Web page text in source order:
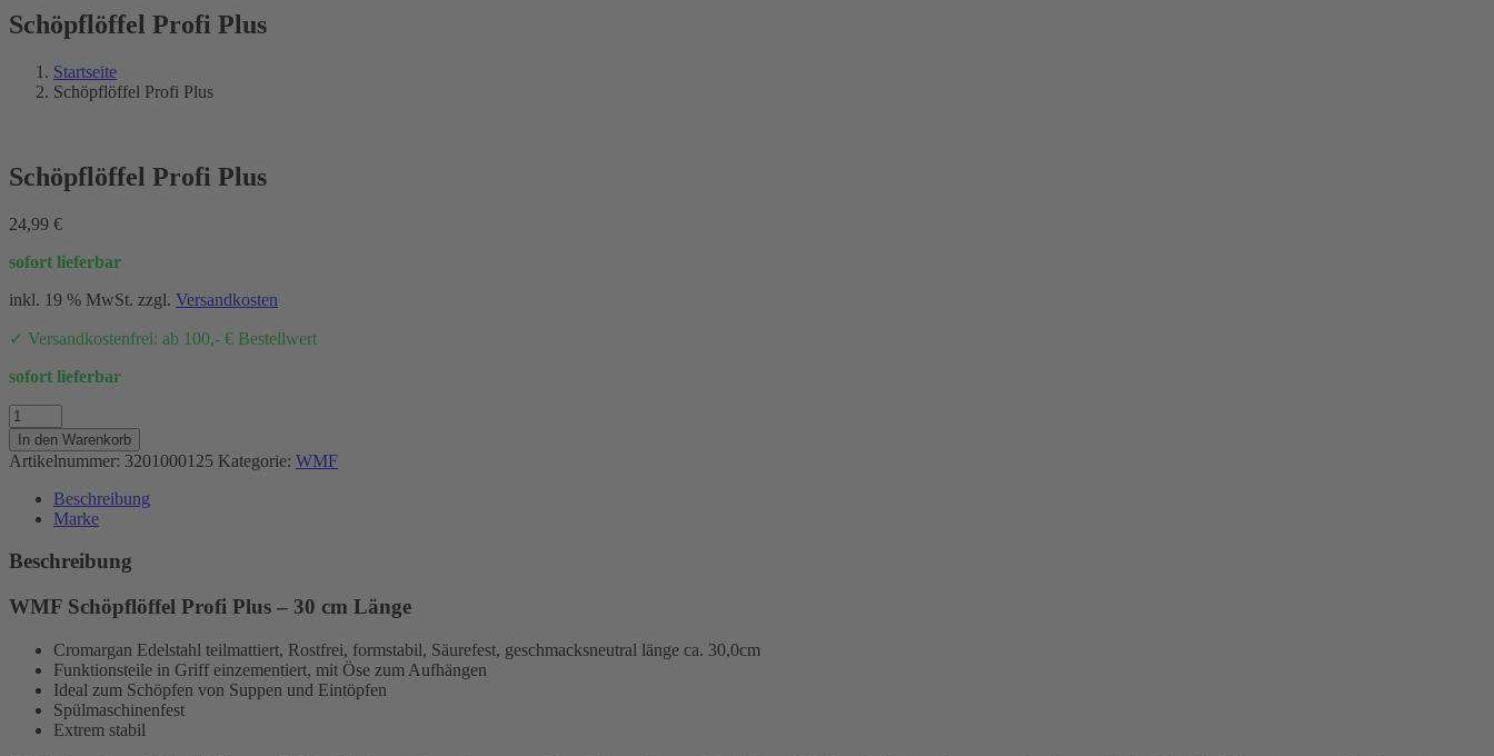
Schöpflöffel Profi Plus
Startseite
Schöpflöffel Profi Plus
Schöpflöffel Profi Plus
24,99 €
sofort lieferbar
inkl. 19 % MwSt. zzgl. Versandkosten
✓ Versandkostenfrei: ab 100,- € Bestellwert
sofort lieferbar
Schöpflöffel
Profi
Plus
Menge
In den Warenkorb
Artikelnummer: 3201000125 Kategorie: WMF
Beschreibung
Marke
Beschreibung
WMF Schöpflöffel Profi Plus – 30 cm Länge
Cromargan Edelstahl teilmattiert, Rostfrei, formstabil, Säurefest, geschmacksneutral länge ca. 30,0cm
Funktionsteile in Griff einzementiert, mit Öse zum Aufhängen
Ideal zum Schöpfen von Suppen und Eintöpfen
Spülmaschinenfest
Extrem stabil